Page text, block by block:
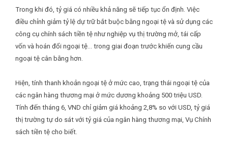
Trong khi đó, tỷ giá có nhiều khả năng sẽ tiếp tục ổn định. Việc
điều chỉnh giảm tỷ lệ dự trữ bắt buộc bằng ngoại tệ và sử dụng các
công cụ chính sách tiền tệ như nghiệp vụ thị trường mở, tái cấp
vốn và hoán đổi ngoại tệ… trong giai đoạn trước khiến cung cầu
ngoại tệ cân bằng hơn.
Hiện, tính thanh khoản ngoại tệ ở mức cao, trạng thái ngoại tệ của
các ngân hàng thương mại ở mức dương khoảng 500 triệu USD.
Tính đến tháng 6, VND chỉ giảm giá khoảng 2,8% so với USD, tỷ giá
thị trường tự do sát với tỷ giá của ngân hàng thương mại, Vụ Chính
sách tiền tệ cho biết.